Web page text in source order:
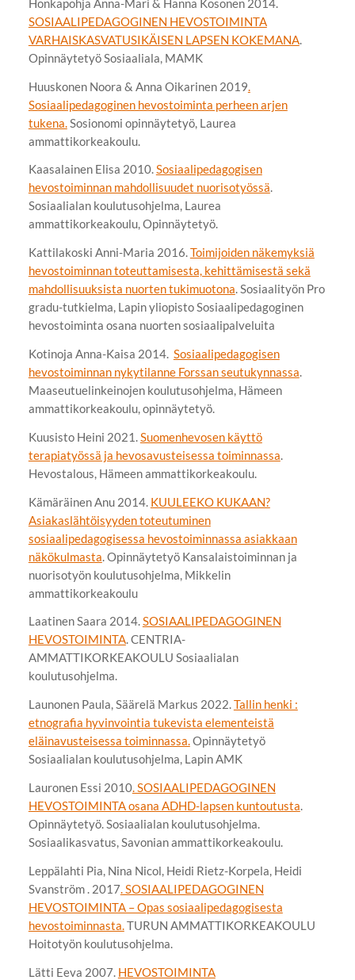
Honkapohja Anna-Mari & Hanna Kosonen 2014.
SOSIAALIPEDAGOGINEN HEVOSTOIMINTA
VARHAISKASVATUSIKÄISEN LAPSEN KOKEMANA.
Opinnäytetyö Sosiaaliala, MAMK
Huuskonen Noora & Anna Oikarinen 2019
Sosiaalipedagoginen hevostoiminta perheen arjen
tukena. Sosionomi opinnäytetyö, Laurea
ammattikorkeakoulu.
Kaasalainen Elisa 2010.Sosiaalipedagogisen
hevostoiminnan mahdollisuudet nuorisotyössä.
Sosiaalialan koulutusohjelma, Laurea
ammattikorkeakoulu, Opinnäytetyö.
Kattilakoski Anni-Maria 2016.Toimijoiden näkemyksiä
hevostoiminnan toteuttamisesta, kehittämisestä sekä
mahdollisuuksista nuorten tukimuotona. Sosiaalityön Pro
gradu-tutkielma, Lapin yliopisto Sosiaalipedagoginen
hevostoiminta osana nuorten sosiaalipalveluita
Kotinoja Anna-Kaisa 2014. Sosiaalipedagogisen
hevostoiminnan nykytilanne Forssan seutukynnassa.
Maaseutuelinkeinojen koulutusohjelma, Hämeen
ammattikorkeakoulu, opinnäytetyö.
Kuusisto Heini 2021.Suomenhevosen käyttö
terapiatyössä ja hevosavusteisessa toiminnassa.
Hevostalous, Hämeen ammattikorkeakoulu.
Kämäräinen Anu 2014. KUULEEKO KUKAAN?
Asiakaslähtöisyyden toteutuminen
sosiaalipedagogisessa hevostoiminnassa asiakkaan
näkökulmasta . Opinnäytetyö Kansalaistoiminnan ja
nuorisotyön koulutusohjelma, Mikkelin
ammattikorkeakoulu
Laatinen Saara 2014.SOSIAALIPEDAGOGINEN
HEVOSTOIMINTA. CENTRIA-
AMMATTIKORKEAKOULU Sosiaalialan
koulutusohjelma.
Launonen Paula, Säärelä Markus 2022.Tallin henki :
etnografia hyvinvointia tukevista elementeistä
eläinavusteisessa toiminnassa.Opinnäytetyö
Sosiaalialan koulutusohjelma, Lapin AMK
Lauronen Essi 2010. SOSIAALIPEDAGOGINEN
HEVOSTOIMINTA osana ADHD-lapsen kuntoutusta.
Opinnäytetyö. Sosiaalialan koulutusohjelma.
Sosiaalikasvatus, Savonian ammattikorkeakoulu.
Leppälahti Pia, Nina Nicol, Heidi Rietz-Korpela, Heidi
Svanström . 2017. SOSIAALIPEDAGOGINEN
HEVOSTOIMINTA – Opas sosiaalipedagogisesta
hevostoiminnasta.TURUN AMMATTIKORKEAKOULU
Hoitotyön koulutusohjelma.
Lätti Eeva 2007. HEVOSTOIMINTA